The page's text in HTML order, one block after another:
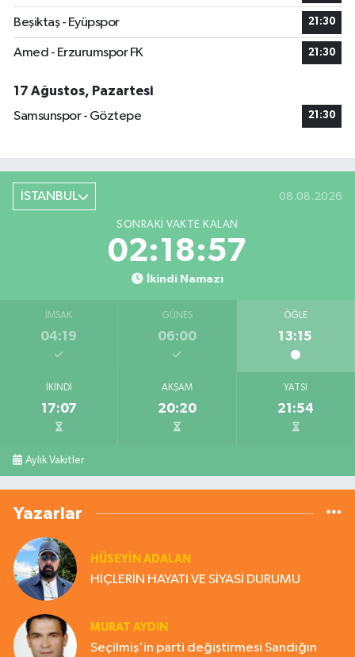
Beşiktaş - Eyüpspor 21:30
Amed - Erzurumspor FK 21:30
17 Ağustos, Pazartesi
Samsunspor - Göztepe
21:30
İSTANBUL 08.08.2026
SONRAKI VAKTE KALAN
02:18:56
İkindi Namazı
İMSAK
04:19
GÜNEŞ
06:00
ÖĞLE
13:15
İKINDI
17:07
AKŞAM
20:20
YATSI
21:54
Aylık Vakitler
Yazarlar
HÜSEYIN ADALAN
HİÇLERİN HAYATI VE SİYASİ DURUMU
MURAT AYDIN
Seçilmiş'in parti değiştirmesi Sandığın